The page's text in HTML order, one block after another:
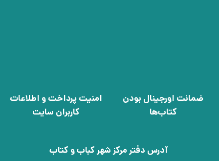
ضمانت اورجینال بودن
کتاب‌ها
امنیت پرداخت و اطلاعات
کاربران سایت
آدرس دفتر مرکز شهر کباب و کتاب